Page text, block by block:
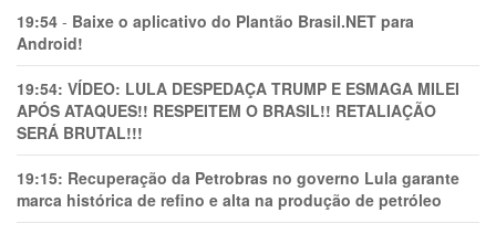
19:54 - Baixe o aplicativo do Plantão Brasil.NET para
Android!
19:54: VÍDEO: LULA DESPEDAÇA TRUMP E ESMAGA MILEI
APÓS ATAQUES!! RESPEITEM O BRASIL!! RETALIAÇÃO
SERÁ BRUTAL!!!
19:15: Recuperação da Petrobras no governo Lula garante
marca histórica de refino e alta na produção de petróleo